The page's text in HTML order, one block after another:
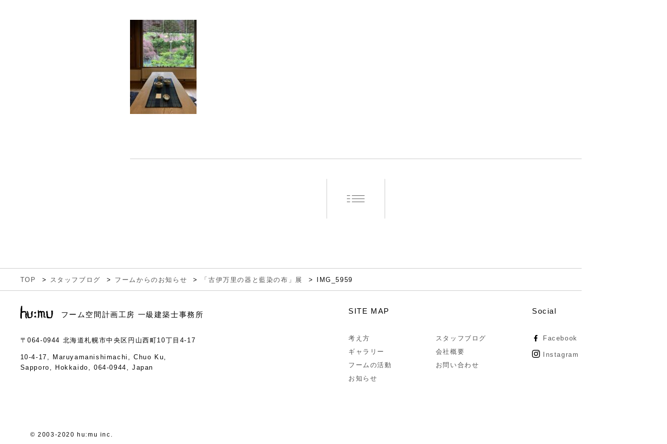
TOP スタッフブログ フームからのお知らせ 「古伊万里の器と藍染の布」展 IMG_5959
フーム空間計画工房 一級建築士事務所
〒064-0944 北海道札幌市中央区円山西町10丁目4-17
10-4-17, Maruyamanishimachi, Chuo Ku,
Sapporo, Hokkaido, 064-0944, Japan
SITE MAP
考え方
ギャラリー
フームの活動
お知らせ
スタッフブログ
会社概要
お問い合わせ
Social
Facebook
Instagram
© 2003-2020 hu:mu inc.